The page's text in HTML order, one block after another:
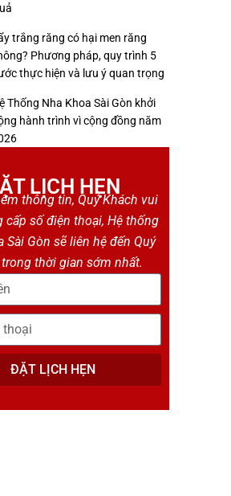
trắng răng có hại men răng
Phương pháp, quy trình 5
thực hiện và lưu ý quan trọng
Thống Nha Khoa Sài Gòn khởi
hành trình vì cộng đồng năm
LỊCH HẸN
thông tin, Quý Khách vui
cấp số điện thoại, Hệ thống
Sài Gòn sẽ liên hệ đến Quý
thời gian sớm nhất.
ĐẶT LỊCH HẸN